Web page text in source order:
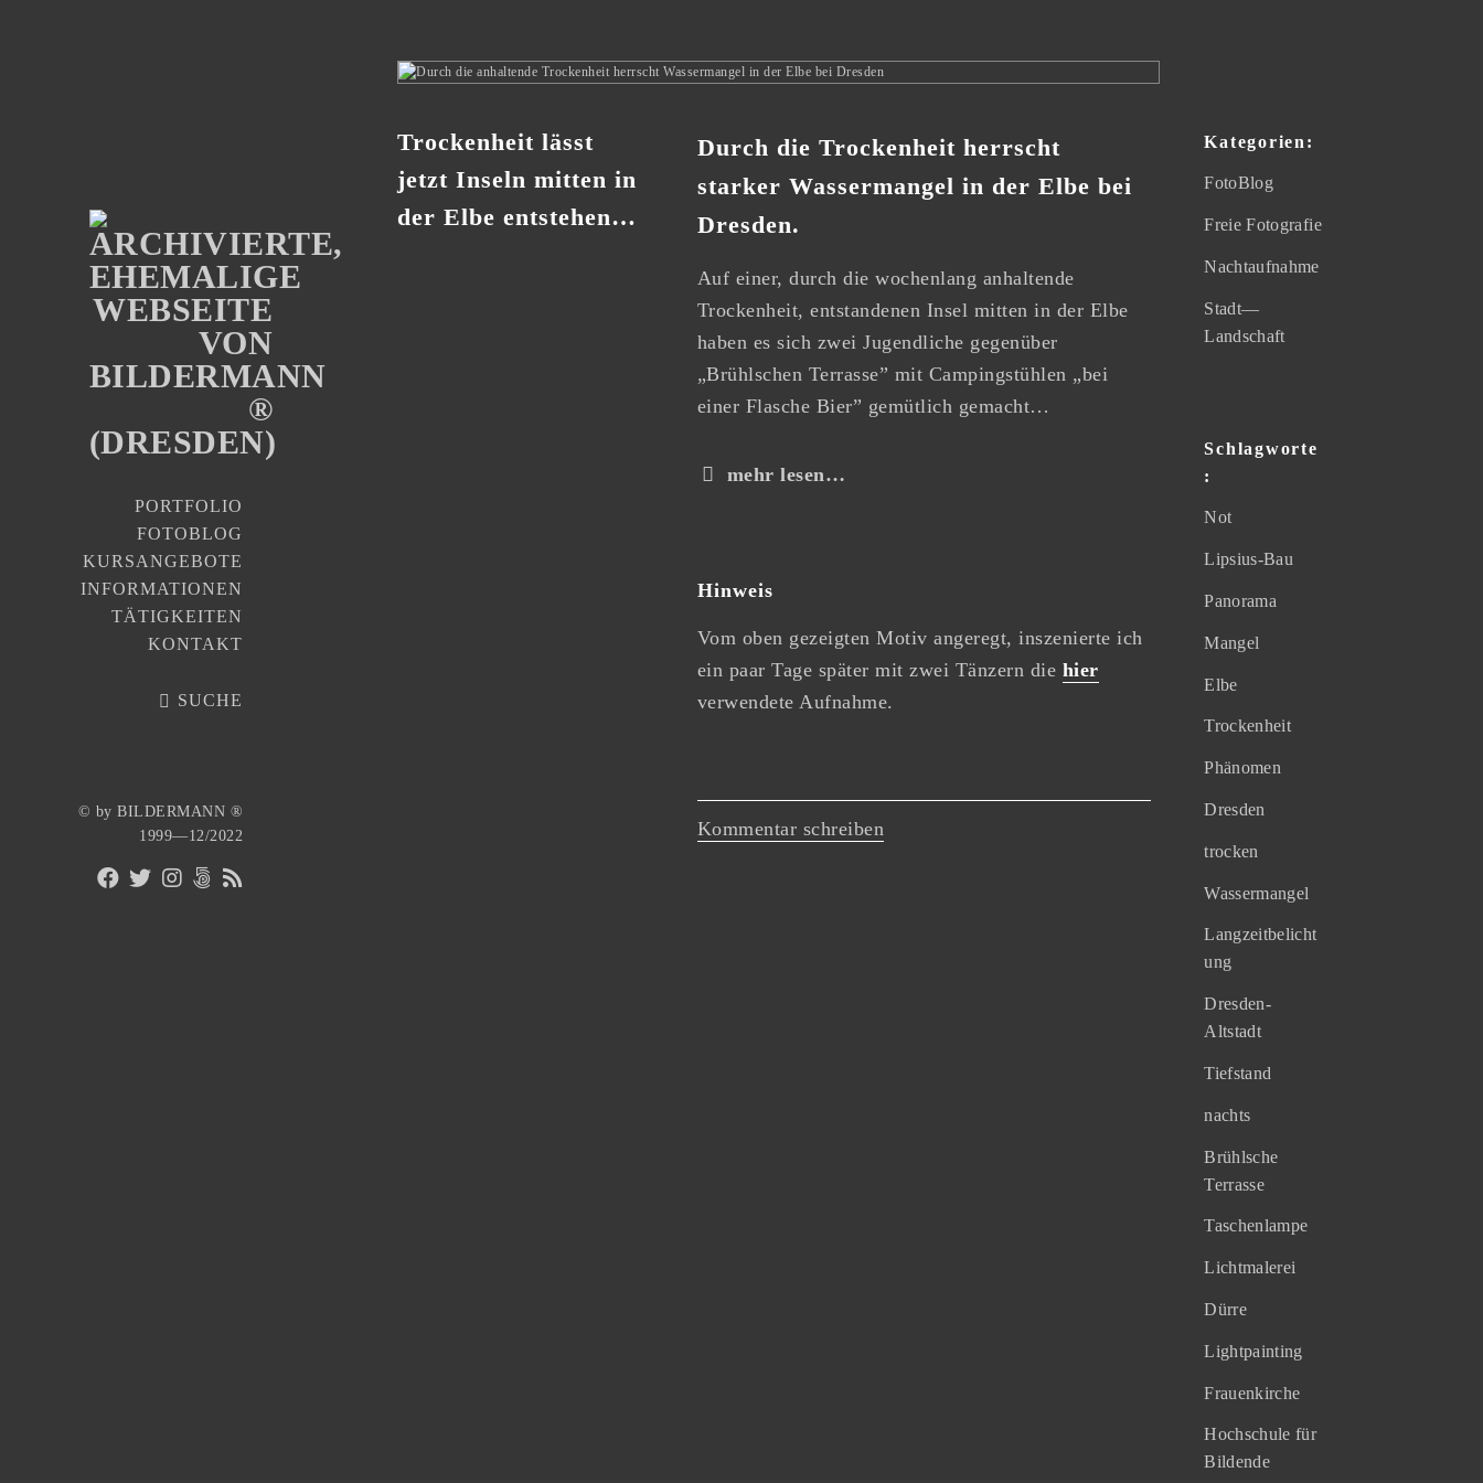
PORTFOLIO
FOTOBLOG
KURSANGEBOTE
INFORMATIONEN
TÄTIGKEITEN
KONTAKT
SUCHE
© by BILDERMANN ®
1999—12/2022
Trockenheit lässt
jetzt Inseln mitten in
der Elbe entstehen…
Durch die Trockenheit herrscht
starker Wassermangel in der Elbe bei
Dresden.
Auf einer, durch die wochenlang anhaltende
Trockenheit, entstandenen Insel mitten in der Elbe
haben es sich zwei Jugendliche gegenüber
„Brühlschen Terrasse” mit Campingstühlen „bei
einer Flasche Bier” gemütlich gemacht…
mehr lesen…
Hinweis
Vom oben gezeigten Motiv angeregt, inszenierte ich
ein paar Tage später mit zwei Tänzern die hier
verwendete Aufnahme.
Kommentar schreiben
Kategorien:
FotoBlog
Freie Fotografie
Nachtaufnahme
Stadt—
Landschaft
Schlagworte
:
Not
Lipsius-Bau
Panorama
Mangel
Elbe
Trockenheit
Phänomen
Dresden
trocken
Wassermangel
Langzeitbelicht
ung
Dresden-
Altstadt
Tiefstand
nachts
Brühlsche
Terrasse
Taschenlampe
Lichtmalerei
Dürre
Lightpainting
Frauenkirche
Hochschule für
Bildende